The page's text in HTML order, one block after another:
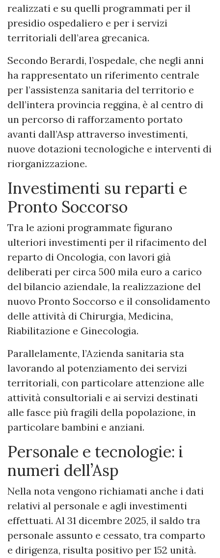
realizzati e su quelli programmati per il
presidio ospedaliero e per i servizi
territoriali dell’area grecanica.
Secondo Berardi, l’ospedale, che negli anni
ha rappresentato un riferimento centrale
per l’assistenza sanitaria del territorio e
dell’intera provincia reggina, è al centro di
un percorso di rafforzamento portato
avanti dall’Asp attraverso investimenti,
nuove dotazioni tecnologiche e interventi di
riorganizzazione.
Investimenti su reparti e
Pronto Soccorso
Tra le azioni programmate figurano
ulteriori investimenti per il rifacimento del
reparto di Oncologia, con lavori già
deliberati per circa 500 mila euro a carico
del bilancio aziendale, la realizzazione del
nuovo Pronto Soccorso e il consolidamento
delle attività di Chirurgia, Medicina,
Riabilitazione e Ginecologia.
Parallelamente, l’Azienda sanitaria sta
lavorando al potenziamento dei servizi
territoriali, con particolare attenzione alle
attività consultoriali e ai servizi destinati
alle fasce più fragili della popolazione, in
particolare bambini e anziani.
Personale e tecnologie: i
numeri dell’Asp
Nella nota vengono richiamati anche i dati
relativi al personale e agli investimenti
effettuati. Al 31 dicembre 2025, il saldo tra
personale assunto e cessato, tra comparto
e dirigenza, risulta positivo per 152 unità.